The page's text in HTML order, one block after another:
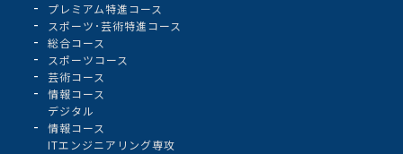
プレミアム特進コース
スポーツ･芸術特進コース
総合コース
スポーツコース
芸術コース
情報コース
デジタル
情報コース
ITエンジニアリング専攻